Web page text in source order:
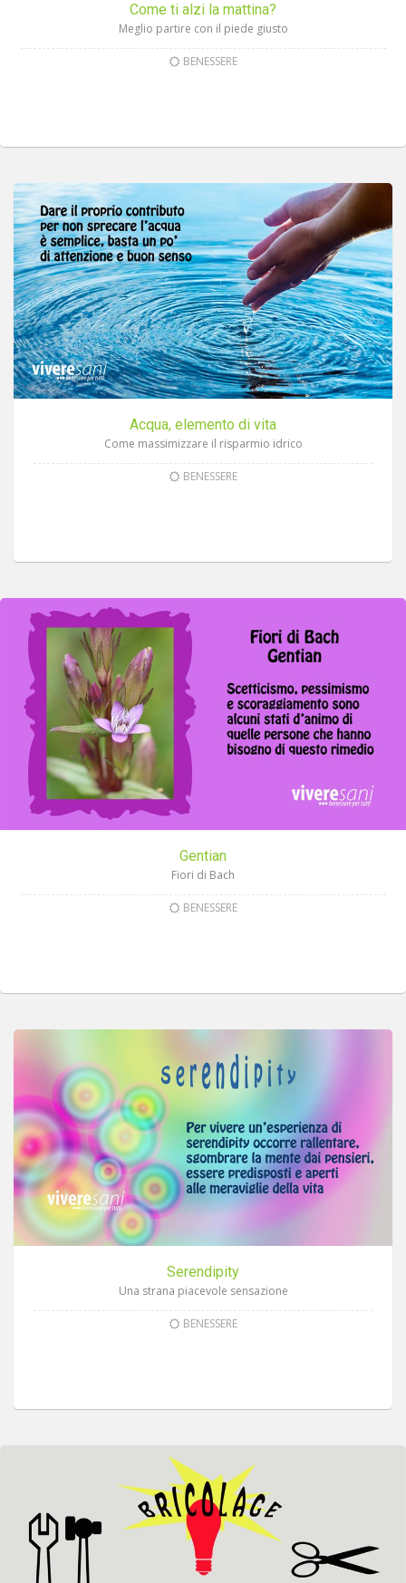
Come ti alzi la mattina?
Meglio partire con il piede giusto
BENESSERE
Acqua, elemento di vita
Come massimizzare il risparmio idrico
BENESSERE
Gentian
Fiori di Bach
BENESSERE
Serendipity
Una strana piacevole sensazione
BENESSERE